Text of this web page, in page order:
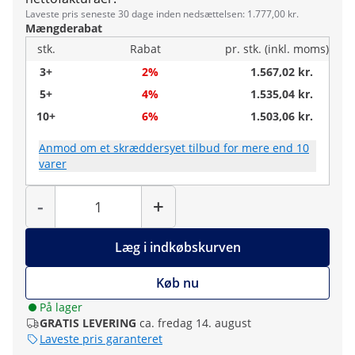
Laveste pris seneste 30 dage inden nedsættelsen: 1.777,00 kr.
Mængderabat
stk.
Rabat
pr. stk. (inkl. moms)
3+
2%
1.567,02 kr.
5+
4%
1.535,04 kr.
10+
6% 1.503,06 kr.
Anmod om et skræddersyet tilbud for mere end 10
varer
-
Antal
+
Læg i indkøbskurven
Køb nu
På lager
GRATIS LEVERING ca. fredag 14. august
Laveste pris garanteret